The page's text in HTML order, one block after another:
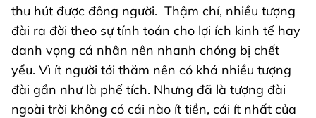
thu hút được đông người. Thậm chí, nhiều tượng
đài ra đời theo sự tính toán cho lợi ích kinh tế hay
danh vọng cá nhân nên nhanh chóng bị chết
yểu. Vì ít người tới thăm nên có khá nhiều tượng
đài gần như là phế tích. Nhưng đã là tượng đài
ngoài trời không có cái nào ít tiền, cái ít nhất của